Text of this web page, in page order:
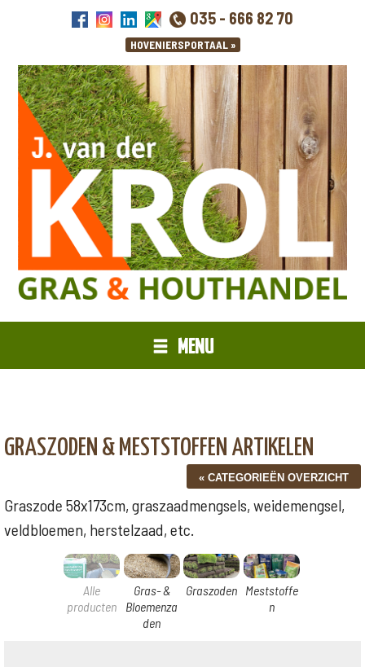
035 - 666 82 70
MENU
GRASZODEN & MESTSTOFFEN ARTIKELEN
Graszode 58x173cm, graszaadmengsels, weidemengsel,
veldbloemen, herstelzaad, etc.
Alle
producten
Gras- &
Bloemenza
den
Graszoden Meststoffe
n